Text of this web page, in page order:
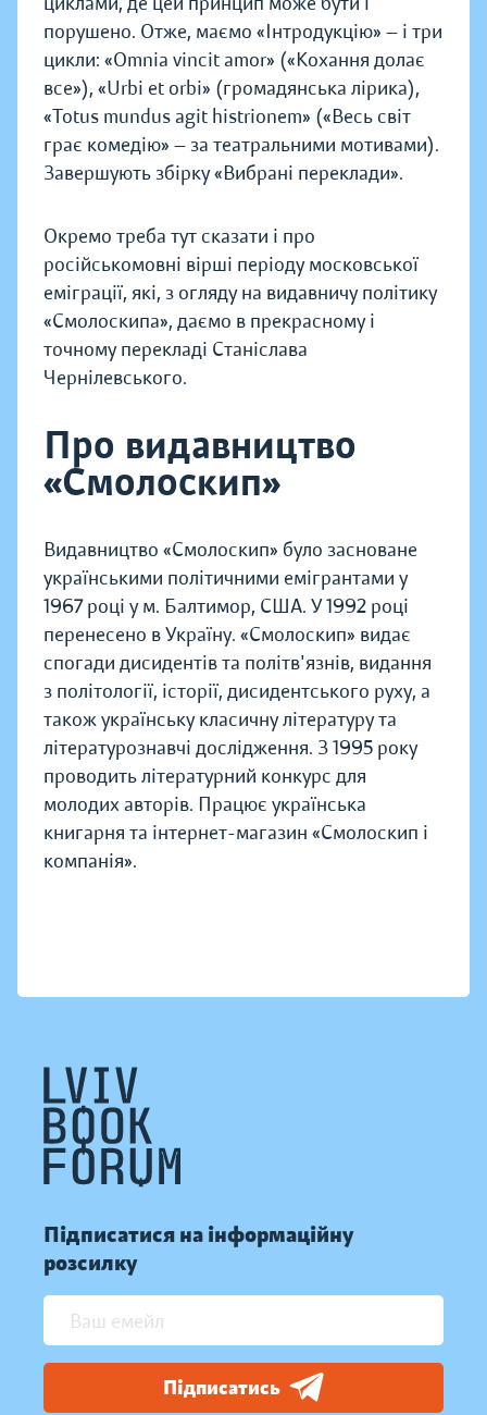
порушено. Отже, маємо «Інтродукцію» — і три
цикли: «Omnia vincit amor» («Кохання долає
все»), «Urbi et orbi» (громадянська лірика),
«Totus mundus agit histrionem» («Весь світ
грає комедію» — за театральними мотивами).
Завершують збірку «Вибрані переклади».
Окремо треба тут сказати і про
російськомовні вірші періоду московської
еміграції, які, з огляду на видавничу політику
«Смолоскипа», даємо в прекрасному і
точному перекладі Станіслава
Чернілевського.
Про видавництво
«Смолоскип»
Видавництво «Смолоскип» було засноване
українськими політичними емігрантами у
1967 році у м. Балтимор, США. У 1992 році
перенесено в Україну. «Смолоскип» видає
спогади дисидентів та політв'язнів, видання
з політології, історії, дисидентського руху, а
також українську класичну літературу та
літературознавчі дослідження. З 1995 року
проводить літературний конкурс для
молодих авторів. Працює українська
книгарня та інтернет-магазин «Смолоскип і
компанія».
Підписатися на інформаційну
розсилку
Підписатись